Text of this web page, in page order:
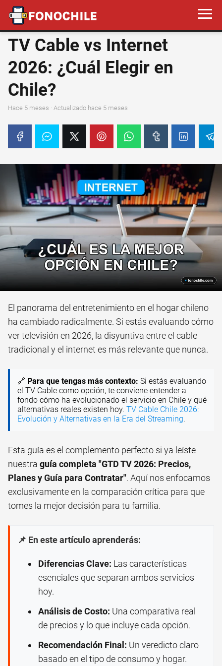
TV Cable vs Internet
2026: ¿Cuál Elegir en
Chile?
hace 5 meses · Actualizado hace 5 meses
El panorama del entretenimiento en el hogar chileno
ha cambiado radicalmente. Si estás evaluando cómo
ver televisión en 2026, la disyuntiva entre el cable
tradicional y el internet es más relevante que nunca.
🔗 Para que tengas más contexto: Si estás evaluando
el TV Cable como opción, te conviene entender a
fondo cómo ha evolucionado el servicio en Chile y qué
alternativas reales existen hoy. TV Cable Chile 2026:
Evolución y Alternativas en la Era del Streaming.
Esta guía es el complemento perfecto si ya leíste
nuestra guía completa "GTD TV 2026: Precios,
Planes y Guía para Contratar". Aquí nos enfocamos
exclusivamente en la comparación crítica para que
tomes la mejor decisión para tu familia.
📌 En este artículo aprenderás:
Diferencias Clave: Las características
esenciales que separan ambos servicios
hoy.
Análisis de Costo: Una comparativa real
de precios y lo que incluye cada opción.
Recomendación Final: Un veredicto claro
basado en el tipo de consumo y hogar.